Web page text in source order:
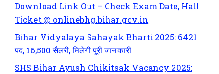
Download Link Out – Check Exam Date, Hall
Ticket @ onlinebhg.bihar.gov.in
Bihar Vidyalaya Sahayak Bharti 2025: 6421
पद, 16,500 सैलरी, मिलेगी पूरी जानकारी
SHS Bihar Ayush Chikitsak Vacancy 2025: